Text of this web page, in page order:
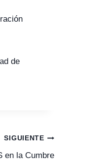
de
SIGUIENTE
en la Cumbre